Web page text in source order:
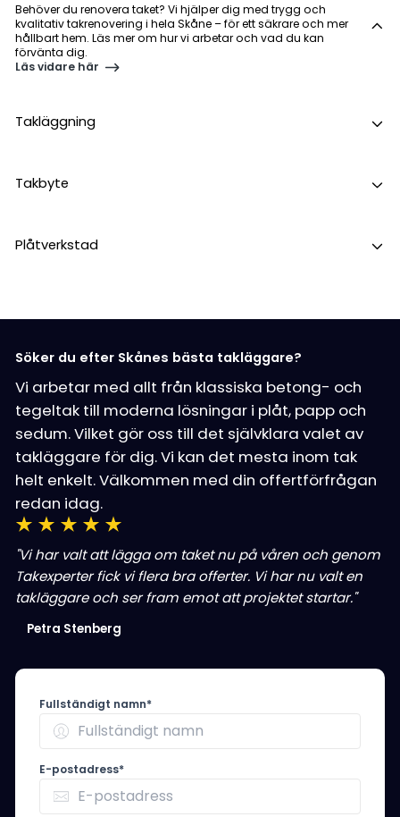
Behöver du renovera taket? Vi hjälper dig med trygg och
kvalitativ takrenovering i hela Skåne – för ett säkrare och mer
hållbart hem. Läs mer om hur vi arbetar och vad du kan
förvänta dig.
Läs vidare här
Takläggning
Takbyte
Plåtverkstad
Söker du efter Skånes bästa takläggare?
Vi arbetar med allt från klassiska betong- och
tegeltak till moderna lösningar i plåt, papp och
sedum. Vilket gör oss till det självklara valet av
takläggare för dig. Vi kan det mesta inom tak
helt enkelt. Välkommen med din offertförfrågan
redan idag.
"Vi har valt att lägga om taket nu på våren och genom
Takexperter fick vi flera bra offerter. Vi har nu valt en
takläggare och ser fram emot att projektet startar."
Petra Stenberg
Fullständigt namn*
E-postadress*